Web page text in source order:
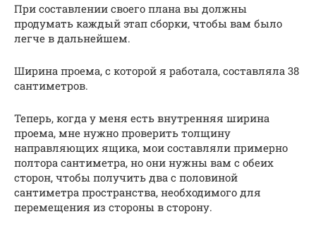
При составлении своего плана вы должны
продумать каждый этап сборки, чтобы вам было
легче в дальнейшем.
Ширина проема, с которой я работала, составляла 38
сантиметров.
Теперь, когда у меня есть внутренняя ширина
проема, мне нужно проверить толщину
направляющих ящика, мои составляли примерно
полтора сантиметра, но они нужны вам с обеих
сторон, чтобы получить два с половиной
сантиметра пространства, необходимого для
перемещения из стороны в сторону.